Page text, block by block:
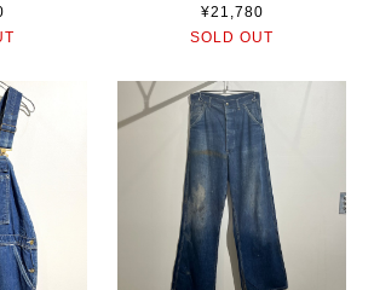
¥21,780
SOLD OUT